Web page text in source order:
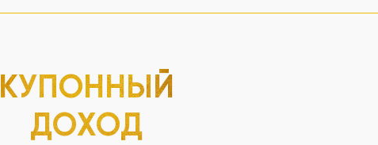
КУПОННЫЙ
ДОХОД